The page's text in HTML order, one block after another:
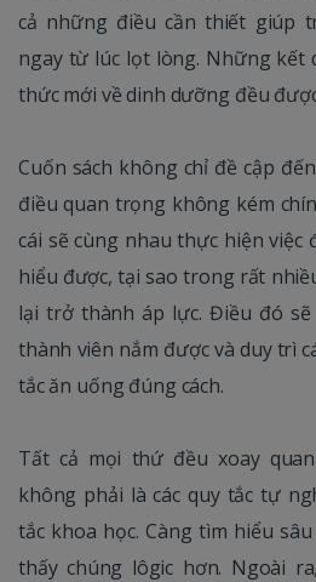
cả những điều cần thiết giúp
ngay từ lúc lọt lòng. Những kết
thức mới về dinh dưỡng đều
Cuốn sách không chỉ đề cập
điều quan trọng không kém
cái sẽ cùng nhau thực hiện việc
hiểu được, tại sao trong rất
lại trở thành áp lực. Điều đó
thành viên nắm được và duy trì
tắc ăn uống đúng cách.
Tất cả mọi thứ đều xoay
không phải là các quy tắc tự
tắc khoa học. Càng tìm hiểu
thấy chúng lôgic hơn. Ngoài